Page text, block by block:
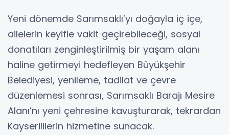
Yeni dönemde Sarımsaklı’yı doğayla iç içe,
ailelerin keyifle vakit geçirebileceği, sosyal
donatıları zenginleştirilmiş bir yaşam alanı
haline getirmeyi hedefleyen Büyükşehir
Belediyesi, yenileme, tadilat ve çevre
düzenlemesi sonrası, Sarımsaklı Barajı Mesire
Alanı’nı yeni çehresine kavuşturarak, tekrardan
Kayserililerin hizmetine sunacak.